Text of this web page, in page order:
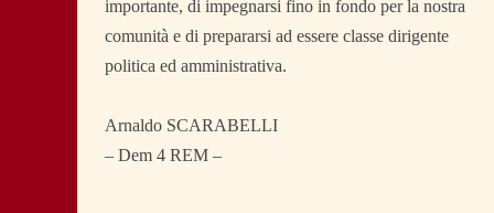
importante, di impegnarsi fino in fondo per la nostra
comunità e di prepararsi ad essere classe dirigente
politica ed amministrativa.
Arnaldo SCARABELLI
– Dem 4 REM –